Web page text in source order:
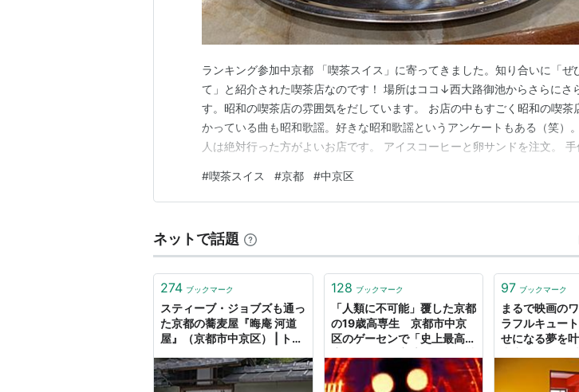
ランキング参加中京都 「喫茶スイス」に寄ってきました。知り合いに「ぜ
て」と紹介された喫茶店なのです！ 場所はココ↓西大路御池からさらにさ
す。昭和の喫茶店の雰囲気をだしています。 お店の中もすごく昭和の喫茶
かっている曲も昭和歌謡。好きな昭和歌謡というアンケートもある（笑）
人は絶対行った方がよいお店です。 アイスコーヒーと卵サンドを注文。 手
す。居心地もとてもよいです。 店主の方もあかるくやさしい、友達が紹介
だけあって、いい喫茶店ですね。また来ます。喫茶店でも、ア…
#喫茶スイス #京都 #中京区
ネットで話題
274 ブックマーク
スティーブ・ジョブズも通っ
た京都の蕎麦屋『晦庵 河道
屋』（京都市中京区） | トブ
128 ブックマーク
「人類に不可能」覆した京都
の19歳高専生 京都市中京
区のゲーセンで「史上最高難
会｜地域のニュース｜京都新
聞
97 ブックマーク
まるで映画の
ラフルキュー
せになる夢を
件) - 物件ファ